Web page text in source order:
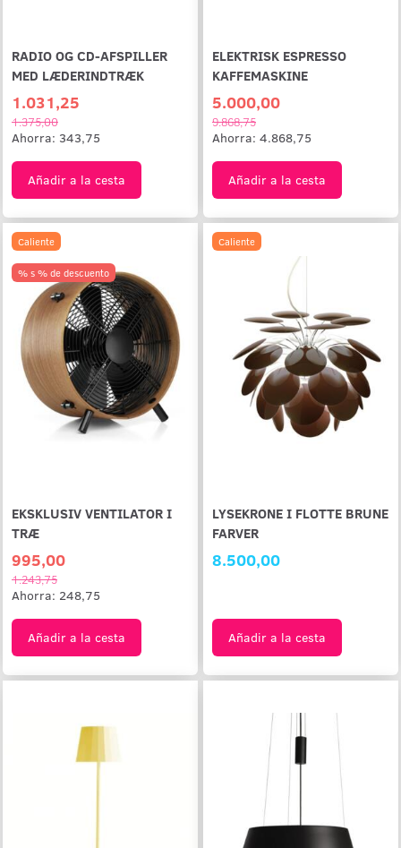
RADIO OG CD-AFSPILLER
MED LÆDERINDTRÆK
1.031,25
1.375,00
Ahorra: 343,75
Añadir a la cesta
ELEKTRISK ESPRESSO
KAFFEMASKINE
5.000,00
9.868,75
Ahorra: 4.868,75
Añadir a la cesta
Caliente
% s % de descuento
EKSKLUSIV VENTILATOR I
TRÆ
995,00
1.243,75
Ahorra: 248,75
Añadir a la cesta
Caliente
LYSEKRONE I FLOTTE BRUNE
FARVER
8.500,00
Añadir a la cesta